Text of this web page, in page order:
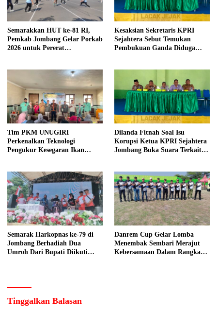
Semarakkan HUT ke-81 RI,
Pemkab Jombang Gelar Porkab
2026 untuk Pererat
Kesaksian Sekretaris KPRI
Sejahtera Sebut Temukan
Pembukuan Ganda Diduga
Tim PKM UNUGIRI
Perkenalkan Teknologi
Pengukur Kesegaran Ikan
Dilanda Fitnah Soal Isu
Korupsi Ketua KPRI Sejahtera
Jombang Buka Suara Terkait
Semarak Harkopnas ke-79 di
Jombang Berhadiah Dua
Umroh Dari Bupati Diikuti
Danrem Cup Gelar Lomba
Menembak Sembari Merajut
Kebersamaan Dalam Rangka
Tinggalkan Balasan